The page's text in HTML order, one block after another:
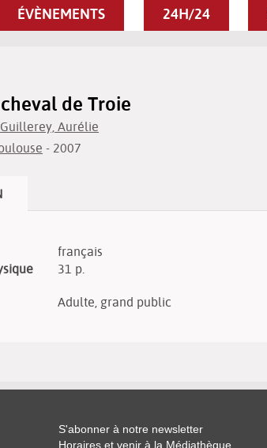
ÉVÈNEMENTS 24H/24
de Troie
Guillerey, Aurélie
- 2007
français
31 p.
Adulte, grand public
S'abonner à notre newsletter
Horaires et venir à la Médiathèque